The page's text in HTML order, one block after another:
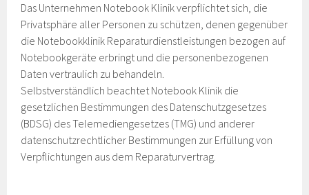
Das Unternehmen Notebook Klinik verpflichtet sich, die
Privatsphäre aller Personen zu schützen, denen gegenüber
die Notebookklinik Reparaturdienstleistungen bezogen auf
Notebookgeräte erbringt und die personenbezogenen
Daten vertraulich zu behandeln.
Selbstverständlich beachtet Notebook Klinik die
gesetzlichen Bestimmungen des Datenschutzgesetzes
(BDSG) des Telemediengesetzes (TMG) und anderer
datenschutzrechtlicher Bestimmungen zur Erfüllung von
Verpflichtungen aus dem Reparaturvertrag.